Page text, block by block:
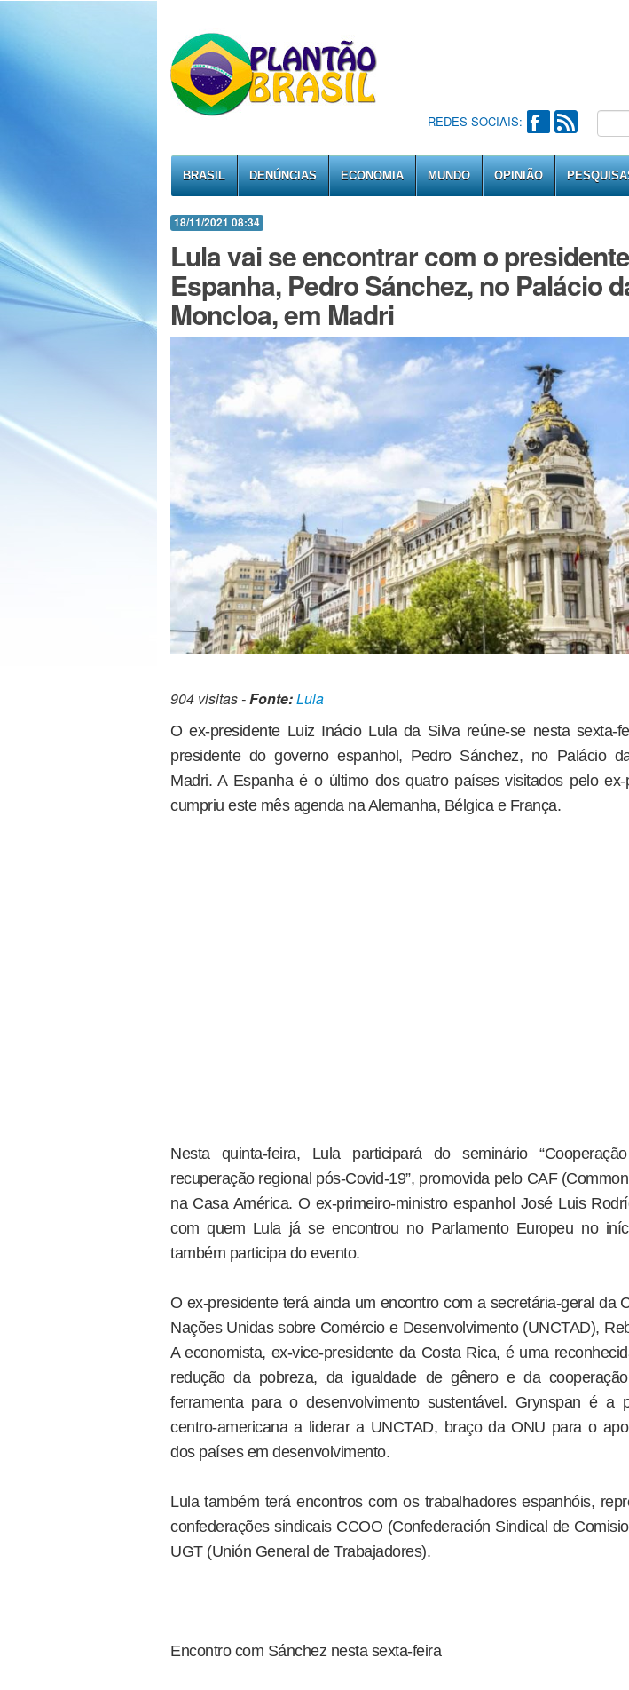
REDES SOCIAIS:
BRASIL DENÚNCIAS ECONOMIA MUNDO OPINIÃO
18/11/2021 08:34
Lula vai se encontrar com o
Espanha, Pedro Sánchez, no Palácio
Moncloa, em Madri
904 visitas -Fonte:Lula
O ex-presidente Luiz Inácio Lula da Silva reúne-se nesta sexta-
presidente do governo espanhol, Pedro Sánchez, no Palácio
Madri. A Espanha é o último dos quatro países visitados pelo ex-
cumpriu este mês agenda na Alemanha, Bélgica e França.
Nesta quinta-feira, Lula participará do seminário
recuperação regional pós-Covid-19”, promovida pelo CAF
na Casa América. O ex-primeiro-ministro espanhol José Luis
com quem Lula já se encontrou no Parlamento Europeu no
também participa do evento.
O ex-presidente terá ainda um encontro com a secretária-geral da
Nações Unidas sobre Comércio e Desenvolvimento (UNCTAD),
A economista, ex-vice-presidente da Costa Rica, é uma
redução da pobreza, da igualdade de gênero e da
ferramenta para o desenvolvimento sustentável. Grynspan é a
centro-americana a liderar a UNCTAD, braço da ONU para o
dos países em desenvolvimento.
Lula também terá encontros com os trabalhadores espanhóis,
confederações sindicais CCOO (Confederación Sindical de
UGT (Unión General de Trabajadores).
Encontro com Sánchez nesta sexta-feira